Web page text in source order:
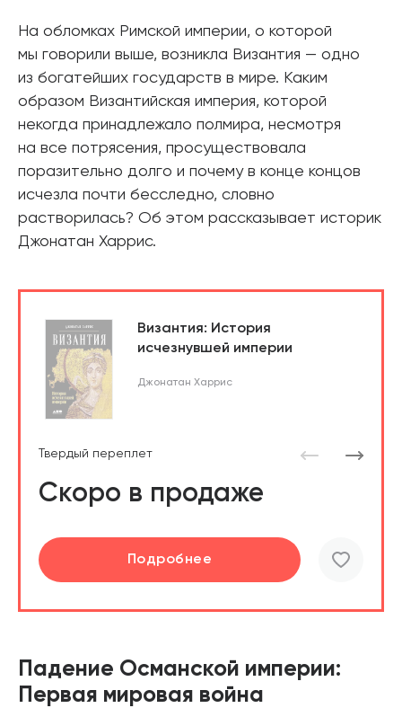
На обломках Римской империи, о которой
мы говорили выше, возникла Византия — одно
из богатейших государств в мире. Каким
образом Византийская империя, которой
некогда принадлежало полмира, несмотря
на все потрясения, просуществовала
поразительно долго и почему в конце концов
исчезла почти бесследно, словно
растворилась? Об этом рассказывает историк
Джонатан Харрис.
Византия: История
исчезнувшей империи
Джонатан Харрис
Твердый переплет
Скоро в продаже
Подробнее
Подробнее
Падение Османской империи:
Первая мировая война